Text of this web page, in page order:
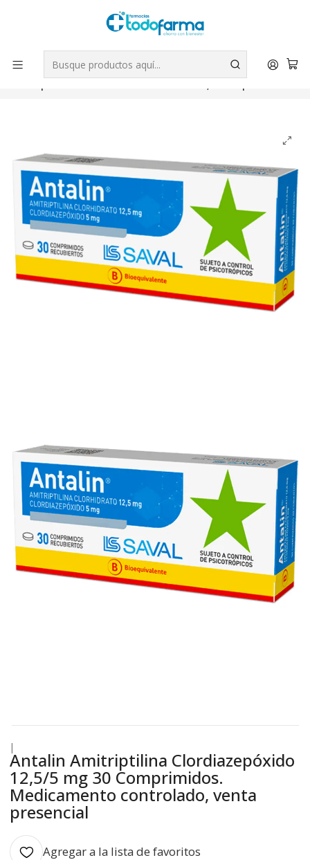
Tus compras tienen envío GRATIS por Rappi - Atención exclusiva
para Chile | WhatsApp +56
Leer más
Inicio Medicamentos
Antalin Amitriptilina Clordiazepóxido 12,5/5 mg 30
|
Antalin Amitriptilina Clordiazepóxido
12,5/5 mg 30 Comprimidos.
Medicamento controlado, venta
presencial
Agregar a la lista de favoritos